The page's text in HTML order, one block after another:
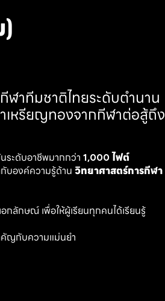
าทีมชาติไทยระดับตำนาน
เหรียญทองจากกีฬาต่อสู้ถึง
ระดับอาชีพมากกว่า 1,000 ไฟต์
กับองค์ความรู้ด้าน วิทยาศาสตร์การกีฬา
ลักษณ์ เพื่อให้ผู้เรียนทุกคนได้เรียนรู้
คัญกับความแม่นยำ